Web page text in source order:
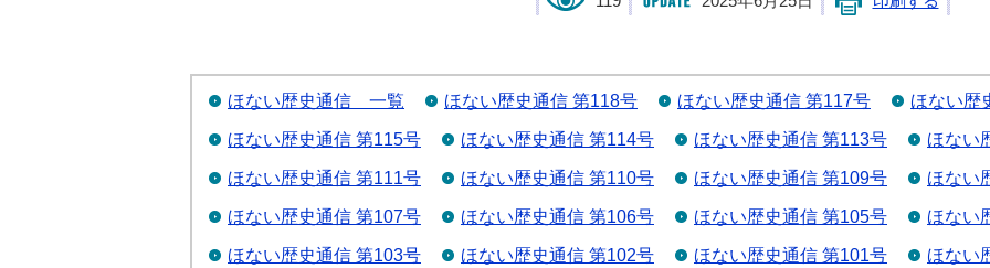
ほない歴史通信 一覧 ほない歴史通信 第118号 ほない歴史通信 第117号 ほない歴
ほない歴史通信 第115号 ほない歴史通信 第114号 ほない歴史通信 第113号 ほない
ほない歴史通信 第111号 ほない歴史通信 第110号 ほない歴史通信 第109号 ほない
ほない歴史通信 第107号 ほない歴史通信 第106号 ほない歴史通信 第105号 ほない
ほない歴史通信 第103号 ほない歴史通信 第102号 ほない歴史通信 第101号 ほない